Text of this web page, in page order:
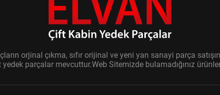
orjinal çıkma, sıfır orijinal ve yeni yan sanayi parça
parçalar mevcuttur.Web Sitemizde bulamadığınız